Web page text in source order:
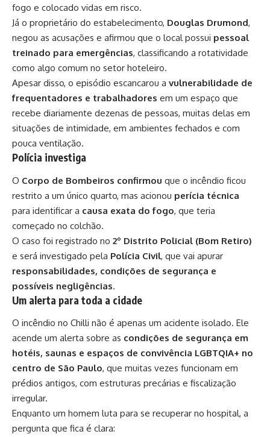
fogo e colocado vidas em risco.
Já o proprietário do estabelecimento, Douglas Drumond,
negou as acusações e afirmou que o local possui pessoal
treinado para emergências, classificando a rotatividade
como algo comum no setor hoteleiro.
Apesar disso, o episódio escancarou a vulnerabilidade de
frequentadores e trabalhadores em um espaço que
recebe diariamente dezenas de pessoas, muitas delas em
situações de intimidade, em ambientes fechados e com
pouca ventilação.
Polícia investiga
O Corpo de Bombeiros confirmou que o incêndio ficou
restrito a um único quarto, mas acionou perícia técnica
para identificar a causa exata do fogo, que teria
começado no colchão.
O caso foi registrado no 2º Distrito Policial (Bom Retiro)
e será investigado pela Polícia Civil, que vai apurar
responsabilidades, condições de segurança e
possíveis negligências.
Um alerta para toda a cidade
O incêndio no Chilli não é apenas um acidente isolado. Ele
acende um alerta sobre as condições de segurança em
hotéis, saunas e espaços de convivência LGBTQIA+ no
centro de São Paulo, que muitas vezes funcionam em
prédios antigos, com estruturas precárias e fiscalização
irregular.
Enquanto um homem luta para se recuperar no hospital, a
pergunta que fica é clara: